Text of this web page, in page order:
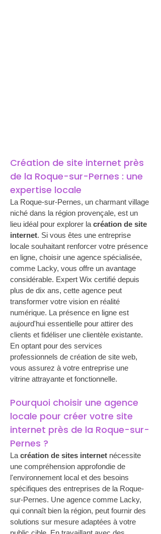
Création de site internet près
de la Roque-sur-Pernes : une
expertise locale
La Roque-sur-Pernes, un charmant village
niché dans la région provençale, est un
lieu idéal pour explorer la création de site
internet. Si vous êtes une entreprise
locale souhaitant renforcer votre présence
en ligne, choisir une agence spécialisée,
comme Lacky, vous offre un avantage
considérable. Expert Wix certifié depuis
plus de dix ans, cette agence peut
transformer votre vision en réalité
numérique. La présence en ligne est
aujourd'hui essentielle pour attirer des
clients et fidéliser une clientèle existante.
En optant pour des services
professionnels de création de site web,
vous assurez à votre entreprise une
vitrine attrayante et fonctionnelle.
Pourquoi choisir une agence
locale pour créer votre site
internet près de la Roque-sur-
Pernes ?
La création de sites internet nécessite
une compréhension approfondie de
l'environnement local et des besoins
spécifiques des entreprises de la Roque-
sur-Pernes. Une agence comme Lacky,
qui connaît bien la région, peut fournir des
solutions sur mesure adaptées à votre